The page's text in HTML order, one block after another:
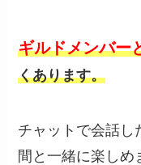
ギルドメンバー
くあります。
チャットで会話し
間と一緒に楽しめ